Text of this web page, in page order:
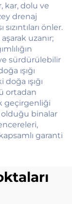
kar, dolu ve
drenaj
önler.
uzanır;
sürdürülebilir
ışığı
ışığı
ortadan
geçirgenliği
binalar
garanti